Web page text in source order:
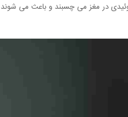
در مغز می چسبند و باعث می